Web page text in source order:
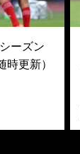
ーズン
更新）